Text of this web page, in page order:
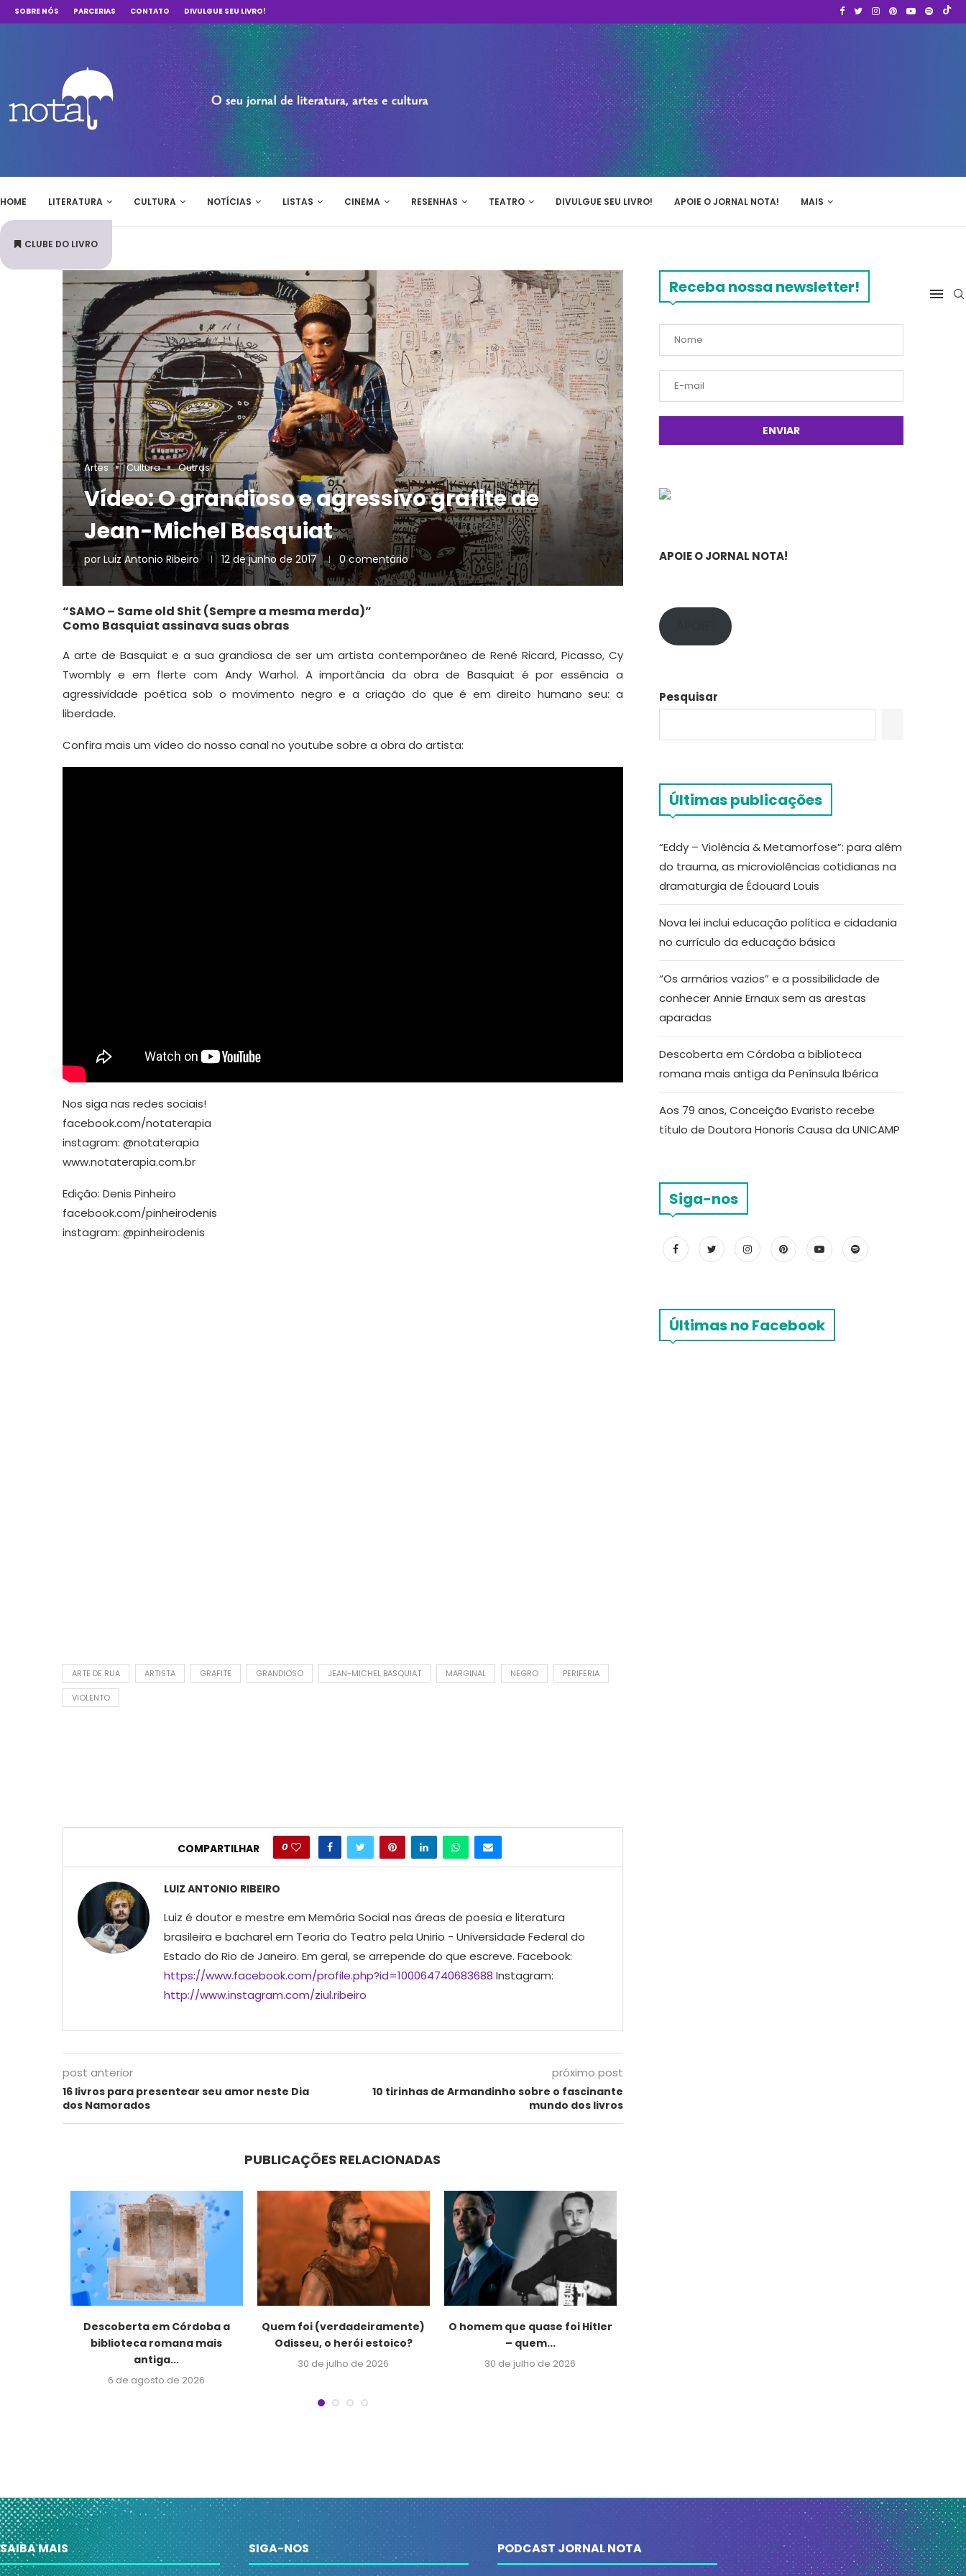
SOBRE NÓS PARCERIAS CONTATO DIVULGUE SEU LIVRO!
HOME LITERATURA CULTURA NOTÍCIAS LISTAS CINEMA RESENHAS TEATRO DIVULGUE SEU LIVRO! APOIE O JORNAL NOTA! MAIS
CLUBE DO LIVRO
Artes Cultura Outras
Vídeo: O grandioso e agressivo grafite de
Jean-Michel Basquiat
por Luiz Antonio Ribeiro 12 de junho de 2017 0 comentário
“SAMO – Same old Shit (Sempre a mesma merda)”
Como Basquiat assinava suas obras
A arte de Basquiat e a sua grandiosa de ser um artista contemporâneo de René Ricard, Picasso, Cy
Twombly e em flerte com Andy Warhol. A importância da obra de Basquiat é por essência a
agressividade poética sob o movimento negro e a criação do que é em direito humano seu: a
liberdade.
Confira mais um vídeo do nosso canal no youtube sobre a obra do artista:
Nos siga nas redes sociais!
facebook.com/notaterapia
instagram: @notaterapia
www.notaterapia.com.br
Edição: Denis Pinheiro
facebook.com/pinheirodenis
instagram: @pinheirodenis
ARTE DE RUA ARTISTA GRAFITE GRANDIOSO JEAN-MICHEL BASQUIAT MARGINAL NEGRO PERIFERIA
VIOLENTO
COMPARTILHAR 0
LUIZ ANTONIO RIBEIRO
Luiz é doutor e mestre em Memória Social nas áreas de poesia e literatura
brasileira e bacharel em Teoria do Teatro pela Unirio - Universidade Federal do
Estado do Rio de Janeiro. Em geral, se arrepende do que escreve. Facebook:
https://www.facebook.com/profile.php?id=100064740683688 Instagram:
http://www.instagram.com/ziul.ribeiro
post anterior
16 livros para presentear seu amor neste Dia
dos Namorados
próximo post
10 tirinhas de Armandinho sobre o fascinante
mundo dos livros
PUBLICAÇÕES RELACIONADAS
Descoberta em Córdoba a
biblioteca romana mais
antiga...
6 de agosto de 2026
Quem foi (verdadeiramente)
Odisseu, o herói estoico?
30 de julho de 2026
O homem que quase foi Hitler
– quem...
30 de julho de 2026
Receba nossa newsletter!
APOIE O JORNAL NOTA!
Pesquisar
Últimas publicações
“Eddy – Violência & Metamorfose”: para além
do trauma, as microviolências cotidianas na
dramaturgia de Édouard Louis
Nova lei inclui educação política e cidadania
no currículo da educação básica
“Os armários vazios” e a possibilidade de
conhecer Annie Ernaux sem as arestas
aparadas
Descoberta em Córdoba a biblioteca
romana mais antiga da Península Ibérica
Aos 79 anos, Conceição Evaristo recebe
título de Doutora Honoris Causa da UNICAMP
Siga-nos
Últimas no Facebook
SAIBA MAIS SIGA-NOS PODCAST JORNAL NOTA